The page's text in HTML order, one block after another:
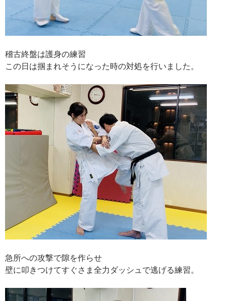
稽古終盤は護身の練習
この日は掴まれそうになった時の対処を行いました。
急所への攻撃で隙を作らせ
壁に叩きつけてすぐさま全力ダッシュで逃げる練習。